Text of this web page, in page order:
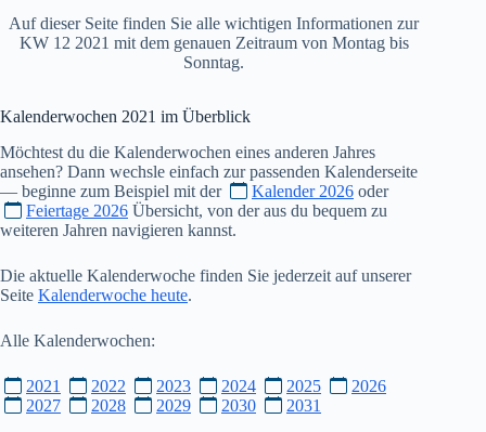
Auf dieser Seite finden Sie alle wichtigen Informationen zur
KW 12 2021 mit dem genauen Zeitraum von Montag bis
Sonntag.
Kalenderwochen 2021 im Überblick
Möchtest du die Kalenderwochen eines anderen Jahres
ansehen? Dann wechsle einfach zur passenden Kalenderseite
— beginne zum Beispiel mit der
Kalender 2026 oder
Feiertage 2026 Übersicht, von der aus du bequem zu
weiteren Jahren navigieren kannst.
Die aktuelle Kalenderwoche finden Sie jederzeit auf unserer
Seite Kalenderwoche heute.
Alle Kalenderwochen:
2021 2022 2023 2024 2025
2026
2027
2028 2029 2030 2031